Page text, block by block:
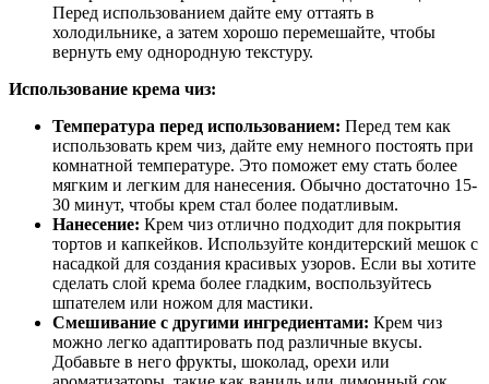
Перед использованием дайте ему оттаять в
холодильнике, а затем хорошо перемешайте, чтобы
вернуть ему однородную текстуру.
Использование крема чиз:
Температура перед использованием: Перед тем как
использовать крем чиз, дайте ему немного постоять при
комнатной температуре. Это поможет ему стать более
мягким и легким для нанесения. Обычно достаточно 15-
30 минут, чтобы крем стал более податливым.
Нанесение: Крем чиз отлично подходит для покрытия
тортов и капкейков. Используйте кондитерский мешок с
насадкой для создания красивых узоров. Если вы хотите
сделать слой крема более гладким, воспользуйтесь
шпателем или ножом для мастики.
Смешивание с другими ингредиентами: Крем чиз
можно легко адаптировать под различные вкусы.
Добавьте в него фрукты, шоколад, орехи или